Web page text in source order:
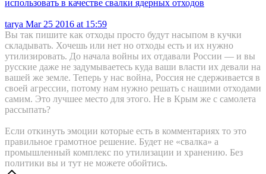
использовать в качестве свалки ядерных отходов
tarya Mar 25 2016 at 15:59
Вы так пишите как отходы просто будут насыпом в кучки
складывать. Хочешь или нет но отходы есть и их нужно
утилизировать. До начала войны их отдавали России — и вы
русские даже не задумываетесь куда ваши власти их девали на
вашей же земле. Теперь у нас война, Россия не сдерживается в
своей агрессии, потому нам нужно решать с нашими отходами
самим. Это лучшее место для этого. Не в Крым же с самолета
рассыпать?
Если откинуть эмоции которые есть в комментариях то это
правильное грамотное решение. Будет не «свалка» а
промышленный комплекс по утилизации и хранению. Без
политики вы и тут не можете обойтись.